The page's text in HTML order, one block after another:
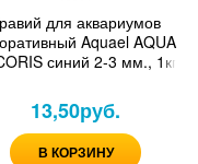
для аквариумов
Aquael AQUA
синий 2-3 мм., 1кг
13,50руб.
В КОРЗИНУ